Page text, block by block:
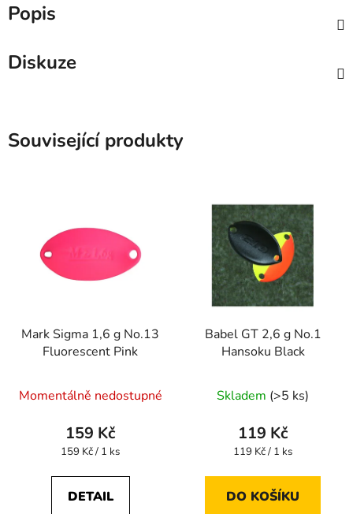
Popis
Diskuze
Související produkty
Mark Sigma 1,6 g No.13
Fluorescent Pink
Momentálně nedostupné
159 Kč
Měrná
159 Kč / 1 ks
DETAIL
Babel GT 2,6 g No.1
Hansoku Black
Skladem (>5 ks)
119 Kč
Měrná
119 Kč / 1 ks
DO KOŠÍKU